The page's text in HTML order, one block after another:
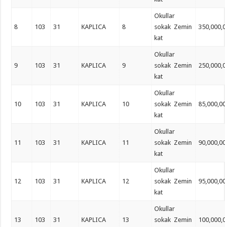
8 103 31 KAPLICA 8
Okullar
sokak Zemin
kat
9 103 31 KAPLICA 9
Okullar
sokak Zemin
kat
10 103 31 KAPLICA 10
Okullar
sokak Zemin
kat
11 103 31 KAPLICA 11
Okullar
sokak Zemin
kat
12 103 31 KAPLICA 12
Okullar
sokak Zemin
kat
13 103 31 KAPLICA 13
Okullar
sokak Zemin